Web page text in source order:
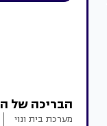
הבריכה של
מערכת בית ונוי